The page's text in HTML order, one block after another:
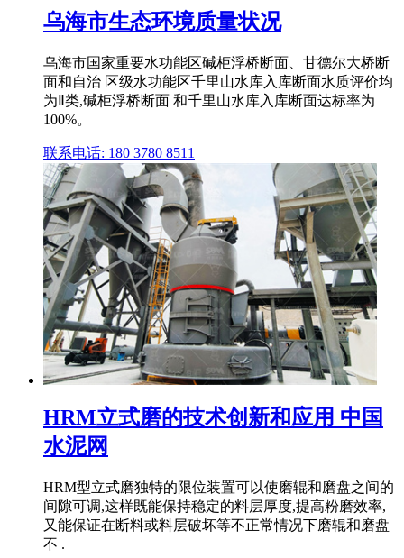
乌海市生态环境质量状况
乌海市国家重要水功能区碱柜浮桥断面、甘德尔大桥断
面和自治 区级水功能区千里山水库入库断面水质评价均
为Ⅱ类,碱柜浮桥断面 和千里山水库入库断面达标率为
100%。
联系电话: 180 3780 8511
HRM立式磨的技术创新和应用 中国
水泥网
HRM型立式磨独特的限位装置可以使磨辊和磨盘之间的
间隙可调,这样既能保持稳定的料层厚度,提高粉磨效率,
又能保证在断料或料层破坏等不正常情况下磨辊和磨盘
不 .